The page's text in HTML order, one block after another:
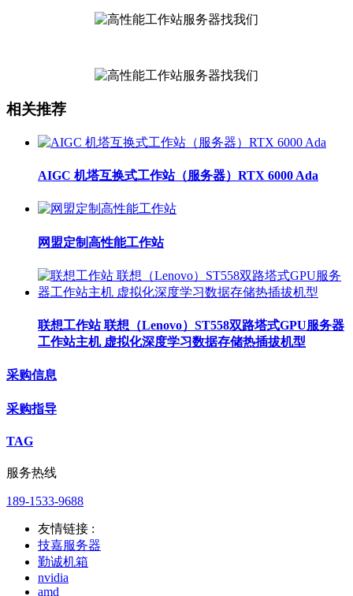
相关推荐
AIGC 机塔互换式工作站（服务器）RTX 6000 Ada
网盟定制高性能工作站
联想工作站 联想（Lenovo）ST558双路塔式GPU服务器
工作站主机 虚拟化深度学习数据存储热插拔机型
采购信息
采购指导
TAG
服务热线
189-1533-9688
友情链接 :
技嘉服务器
勤诚机箱
nvidia
amd